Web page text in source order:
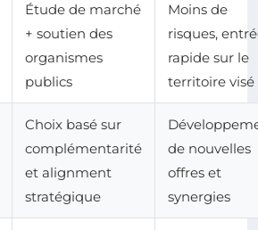
Étude de marché
+ soutien des
organismes
publics
Moins de
risques,
rapide sur le
territoire visé
Choix basé sur
complémentarité
et alignment
stratégique
de nouvelles
offres et
synergies